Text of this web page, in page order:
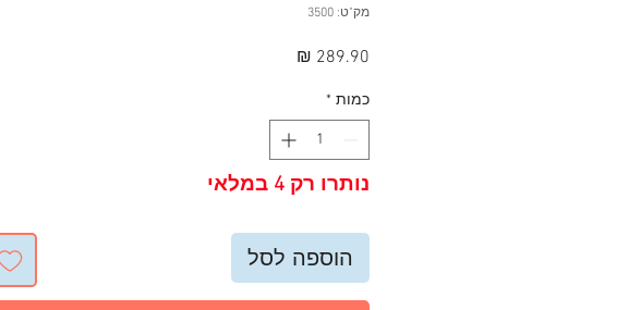
מק"ט: 3500
כמות *
נותרו רק 4 במלאי
הוספה לסל